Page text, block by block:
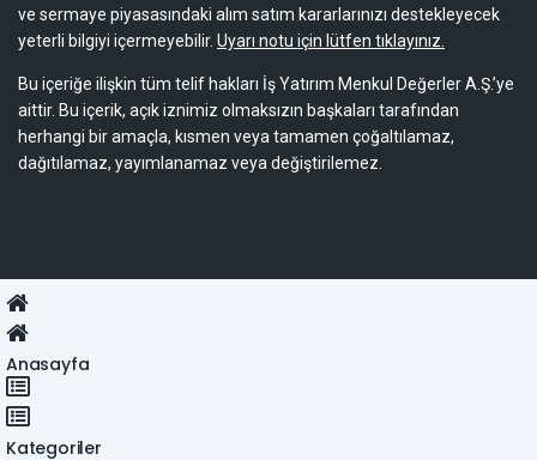
ve sermaye piyasasındaki alım satım kararlarınızı destekleyecek
yeterli bilgiyi içermeyebilir. Uyarı notu için lütfen tıklayınız.
Bu içeriğe ilişkin tüm telif hakları İş Yatırım Menkul Değerler A.Ş.’ye
aittir. Bu içerik, açık iznimiz olmaksızın başkaları tarafından
herhangi bir amaçla, kısmen veya tamamen çoğaltılamaz,
dağıtılamaz, yayımlanamaz veya değiştirilemez.
Anasayfa
Kategoriler